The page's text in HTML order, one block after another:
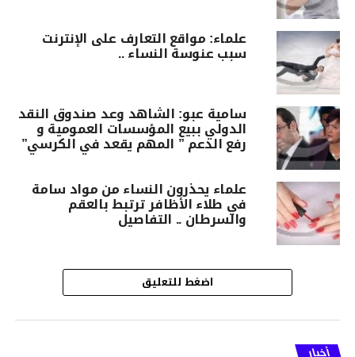
علماء: مواقع التعارف على الإنترنت
سبب عنوسة النساء ..
سامية عبو: الشاهد وعد صندوق النقد
الدولي ببيع المؤسسات العمومية و
رفع الدعم ” المهم يقعد في الكرسي”
علماء يحذرون النساء من مواد سامة
في طلاء الأظافر ترتبط بالعقم
والسرطان .. التفاصيل
اضغط للتعليق
أخبار